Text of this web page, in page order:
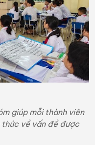
giúp mỗi thành viên
thức về vấn đề được